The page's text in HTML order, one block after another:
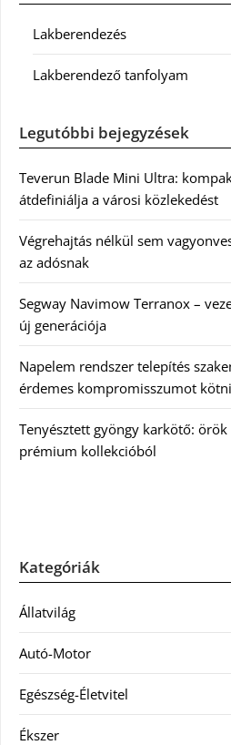
Lakberendezés
Lakberendező tanfolyam
Legutóbbi bejegyzések
Teverun Blade Mini Ultra:
átdefiniálja a városi közlekedést
Végrehajtás nélkül sem
az adósnak
Segway Navimow Terranox –
új generációja
Napelem rendszer telepítés
érdemes kompromisszumot
Tenyésztett gyöngy karkötő:
prémium kollekcióból
Kategóriák
Állatvilág
Autó-Motor
Egészség-Életvitel
Ékszer